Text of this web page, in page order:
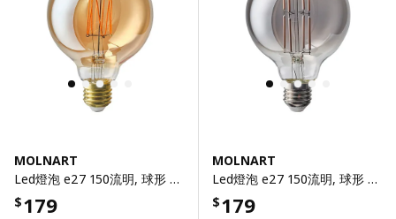
MOLNART
Led燈泡 e27 150流明, 球形 棕色 透明玻璃, 95 公厘
$179
MOLNART
Led燈泡 e27 150流明, 球形 灰色/透明玻璃, 95 公厘
$179